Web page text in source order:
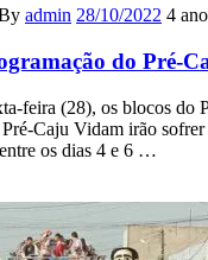
admin 28/10/2022 4
do Pré-
feira (28), os blocos do
Caju Vidam irão
os dias 4 e 6 …